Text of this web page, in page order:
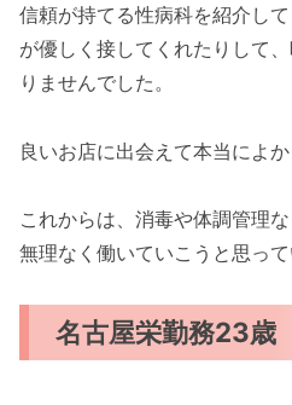
信頼が持てる性病科を紹介し
が優しく接してくれたりして
りませんでした。
良いお店に出会えて本当によか
これからは、消毒や体調管理
無理なく働いていこうと思って
名古屋栄勤務23歳